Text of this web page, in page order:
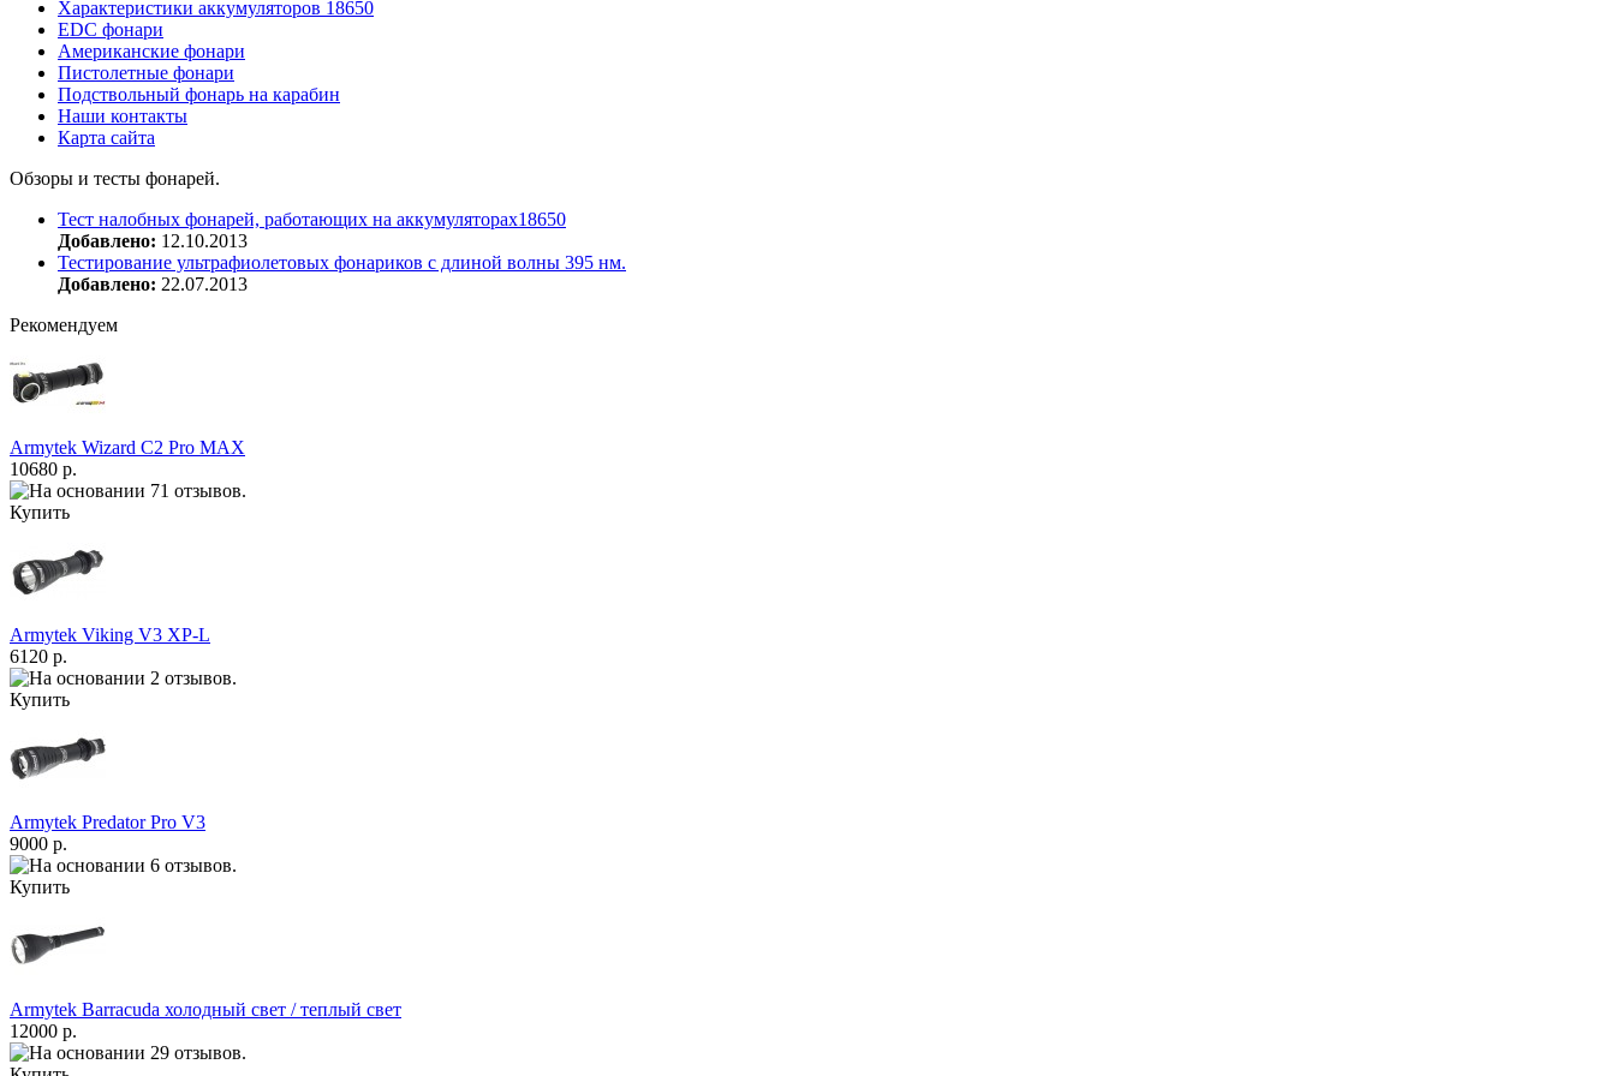
Характеристики аккумуляторов 18650
EDC фонари
Американские фонари
Пистолетные фонари
Подствольный фонарь на карабин
Наши контакты
Карта сайта
Обзоры и тесты фонарей.
Тест налобных фонарей, работающих на аккумуляторах18650
Добавлено: 12.10.2013
Тестирование ультрафиолетовых фонариков с длиной волны 395 нм.
Добавлено: 22.07.2013
Рекомендуем
Armytek Wizard С2 Pro MAX
10680 р.
Купить
Armytek Viking V3 XP-L
6120 р.
Купить
Armytek Predator Pro V3
9000 р.
Купить
Armytek Barracuda холодный свет / теплый свет
12000 р.